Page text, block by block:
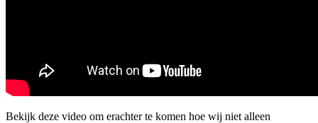
Bekijk deze video om erachter te komen hoe wij niet alleen